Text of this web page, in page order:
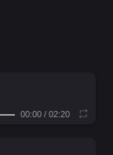
00:00/ 02:20